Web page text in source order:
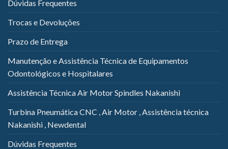
Dúvidas Frequentes
Trocas e Devoluções
Prazo de Entrega
Manutenção e Assistência Técnica de Equipamentos
Odontológicos e Hospitalares
Assistência Técnica Air Motor Spindles Nakanishi
Turbina Pneumática CNC , Air Motor , Assistência técnica
Nakanishi , Newdental
Dúvidas Frequentes